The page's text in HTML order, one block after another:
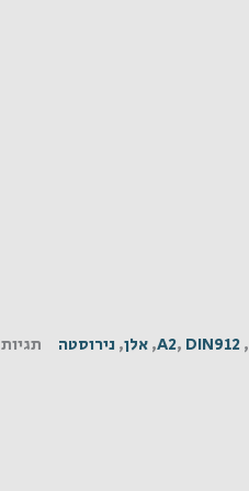
,
A2, DIN912
,אלן, נירוסטה תגיות